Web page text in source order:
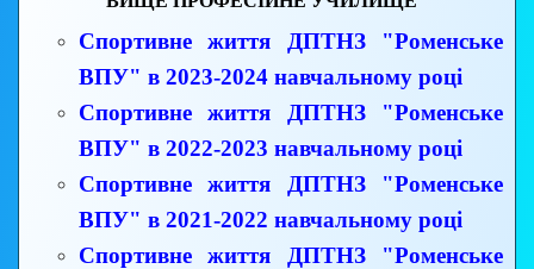
Спортивне життя ДПТНЗ "Роменське
ВПУ" в 2023-2024 навчальному році
Спортивне життя ДПТНЗ "Роменське
ВПУ" в 2022-2023 навчальному році
Спортивне життя ДПТНЗ "Роменське
ВПУ" в 2021-2022 навчальному році
Спортивне життя ДПТНЗ "Роменське